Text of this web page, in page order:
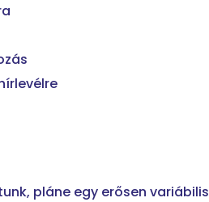
pláne egy erősen variábilis